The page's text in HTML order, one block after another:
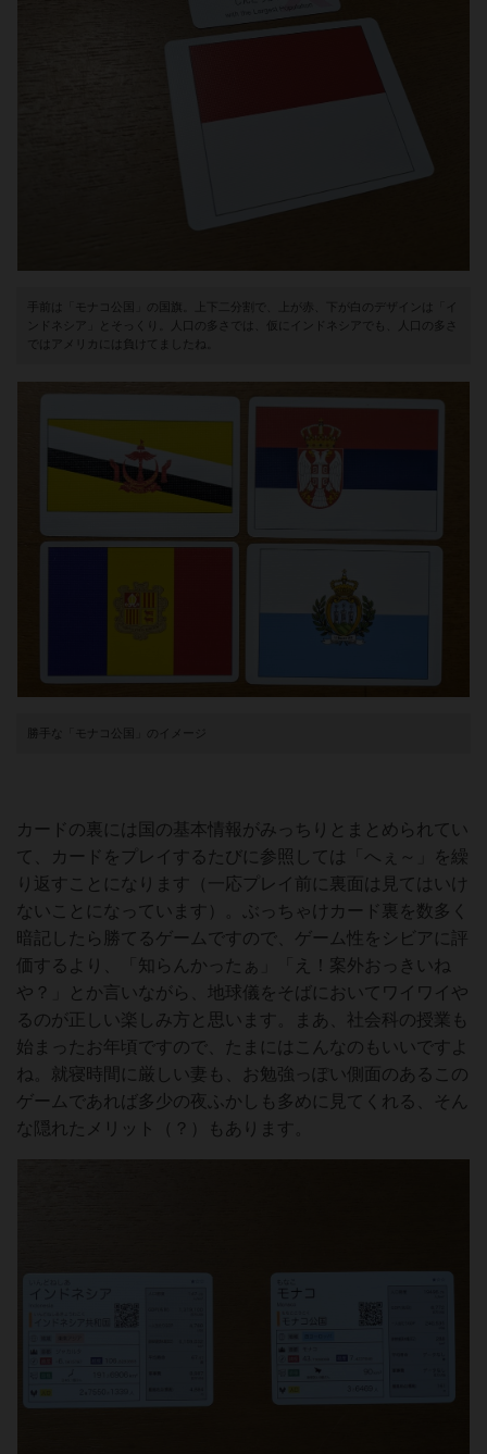
手前は「モナコ公国」の国旗。上下二分割で、上が赤、下が白のデザインは「イ
ンドネシア」とそっくり。人口の多さでは、仮にインドネシアでも、人口の多さ
ではアメリカには負けてましたね。
勝手な「モナコ公国」のイメージ
カードの裏には国の基本情報がみっちりとまとめられてい
て、カードをプレイするたびに参照しては「へぇ～」を繰
り返すことになります（一応プレイ前に裏面は見てはいけ
ないことになっています）。ぶっちゃけカード裏を数多く
暗記したら勝てるゲームですので、ゲーム性をシビアに評
価するより、「知らんかったぁ」「え！案外おっきいね
や？」とか言いながら、地球儀をそばにおいてワイワイや
るのが正しい楽しみ方と思います。まあ、社会科の授業も
始まったお年頃ですので、たまにはこんなのもいいですよ
ね。就寝時間に厳しい妻も、お勉強っぽい側面のあるこの
ゲームであれば多少の夜ふかしも多めに見てくれる、そん
な隠れたメリット（？）もあります。